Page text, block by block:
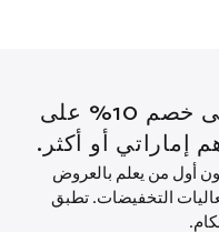
لفترة محدودة: احصل على خصم 10% على
أول من يعلم بالعروض
التخفيضات. تطبق